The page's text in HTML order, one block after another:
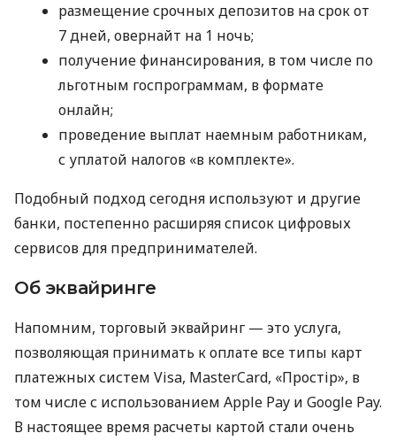
размещение срочных депозитов на срок от
7 дней, овернайт на 1 ночь;
получение финансирования, в том числе по
льготным госпрограммам, в формате
онлайн;
проведение выплат наемным работникам,
с уплатой налогов «в комплекте».
Подобный подход сегодня используют и другие
банки, постепенно расширяя список цифровых
сервисов для предпринимателей.
Об эквайринге
Напомним, торговый эквайринг — это услуга,
позволяющая принимать к оплате все типы карт
платежных систем Visa, MasterCard, «Простір», в
том числе с использованием Apple Pay и Google Pay.
В настоящее время расчеты картой стали очень